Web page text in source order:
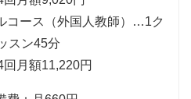
コース（外国人教師）
…1ク
スン45分
月額11,220円